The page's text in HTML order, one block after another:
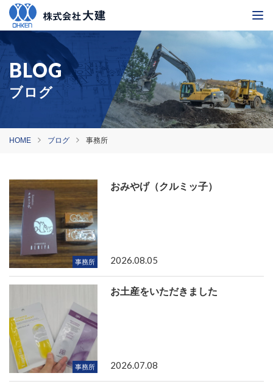
ブログ
HOME ブログ 事務所
事務所
おみやげ（クルミッ子）
2026.08.05
事務所
お土産をいただきました
2026.07.08